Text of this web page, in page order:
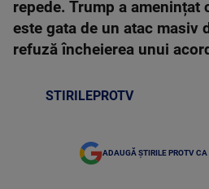
repede. Trump a amenințat
este gata de un atac masiv
refuză încheierea unui
STIRILEPROTV
ADAUGĂ ȘTIRILE PROTV CA